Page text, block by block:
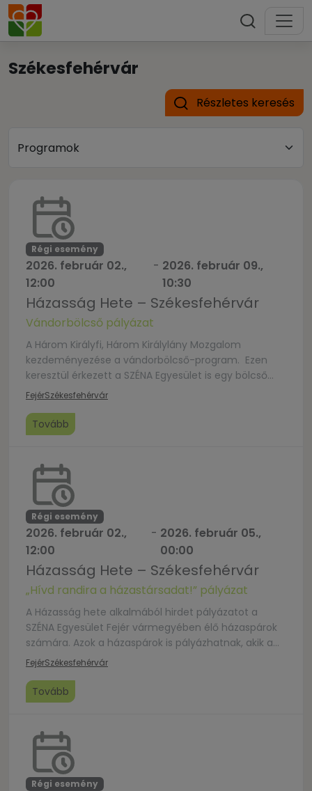
Székesfehérvár
Részletes keresés
Régi esemény
2026. február 02.,
12:00
- 2026. február 09.,
10:30
Házasság Hete – Székesfehérvár
Vándorbölcső pályázat
A Három Királyfi, Három Királylány Mozgalom
kezdeményezése a vándorbölcső-program. Ezen
keresztül érkezett a SZÉNA Egyesület is egy bölcső
2015-ben. A szervezet célja, hogy segítsék a
hogy a kívánt gyermekek megszülessenek. Fontos
számukra a családok egészségének védelme, a
projektjeik, tevékenységük támogatja, erősíti a
családokat a megszületendő […]
FejérSzékesfehérvár
Tovább
Régi esemény
2026. február 02.,
12:00
- 2026. február 05.,
00:00
Házasság Hete – Székesfehérvár
„Hívd randira a házastársadat!” pályázat
A Házasság hete alkalmából hirdet pályázatot a
SZÉNA Egyesület Fejér vármegyében élő házaspárok
számára. Azok a házaspárok is pályázhatnak, akik a
korábbi években már részt vettek a SZÉNA Egyesület
Résztvevővé válhat bárki, ha 2026.01.24. és
2026.02.04. között randevúzni viszi házastársát! A
[…]
FejérSzékesfehérvár
Tovább
Régi esemény